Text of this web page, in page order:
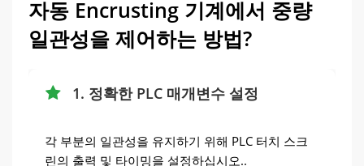
자동 Encrusting 기계에서 중량
일관성을 제어하는 ​​방법?
1. 정확한 PLC 매개변수 설정
각 부분의 일관성을 유지하기 위해 PLC 터치 스크
린의 출력 및 타이밍을 설정하십시오..